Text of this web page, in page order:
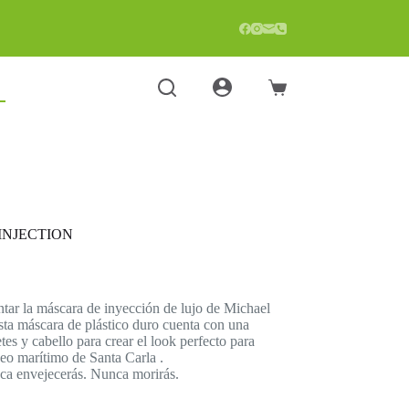
Carro
la máscara de inyección de lujo de Michael
máscara de plástico duro cuenta con una
y cabello para crear el look perfecto para
marítimo de Santa Carla .
envejecerás. Nunca morirás.